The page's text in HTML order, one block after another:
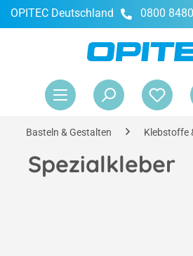
springen
OPITEC Deutschland 0800
Basteln & Gestalten Klebstoffe
Spezialkleber